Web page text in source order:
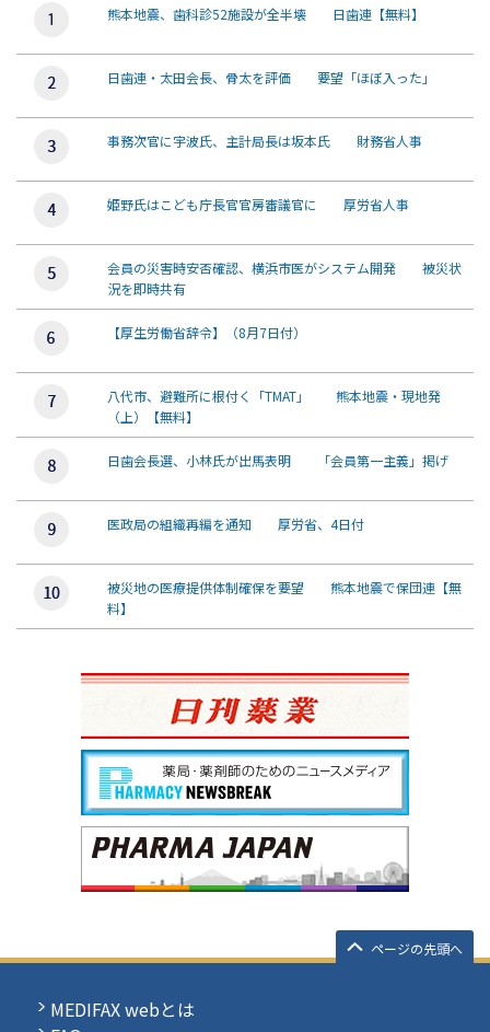
熊本地震、歯科診52施設が全半壊 日歯連【無料】
日歯連・太田会長、骨太を評価 要望「ほぼ入った」
事務次官に宇波氏、主計局長は坂本氏 財務省人事
姫野氏はこども庁長官官房審議官に 厚労省人事
会員の災害時安否確認、横浜市医がシステム開発 被災状
況を即時共有
【厚生労働省辞令】（8月7日付）
八代市、避難所に根付く「TMAT」 熊本地震・現地発
（上）【無料】
日歯会長選、小林氏が出馬表明 「会員第一主義」掲げ
医政局の組織再編を通知 厚労省、4日付
被災地の医療提供体制確保を要望 熊本地震で保団連【無
料】
ページの先頭へ
MEDIFAX webとは